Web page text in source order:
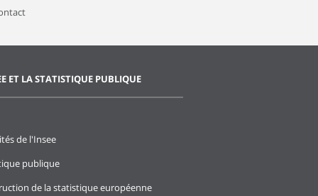
ET LA STATISTIQUE PUBLIQUE
de l'Insee
publique
de la statistique européenne